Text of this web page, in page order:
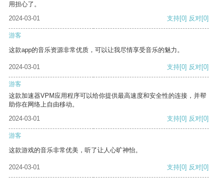
用担心了。
2024-03-01
支持[0] 反对[0]
游客
这款app的音乐资源非常优质，可以让我尽情享受音乐的魅力。
2024-03-01 支持[0] 反对[0]
游客
这款加速器VPM应用程序可以给你提供最高速度和安全性的连接，并帮
助你在网络上自由移动。
2024-03-01
支持[0] 反对[0]
游客
这款游戏的音乐非常优美，听了让人心旷神怡。
2024-03-01 支持[0] 反对[0]